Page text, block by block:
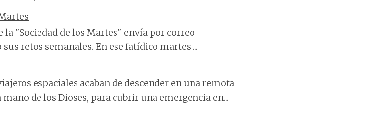
la "Sociedad de los Martes" envía por correo
retos semanales. En ese fatídico martes ...
espaciales acaban de descender en una remota
de los Dioses, para cubrir una emergencia en...